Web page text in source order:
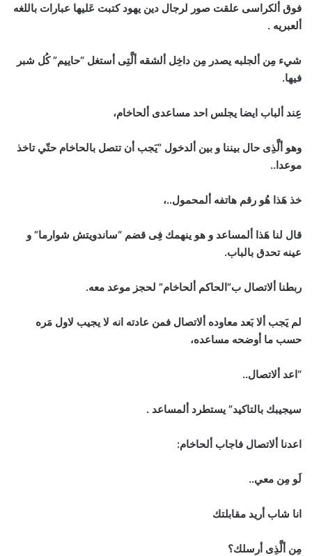
فوق ألكراسى علقت صور لرجال دين يهود كتبت عَليها عبارات باللغه
ألعبريه .
شيء مِن ألجلبه يصدر مِن داخِل ألشقه ألَّتِى أستغل “حاييم” كُل شبر
فيها.
عِند ألباب ايضا يجلس احد مساعدى ألحاخام،
وهو ألَّذِى حال بيننا و بين ألدخول “يَجب أن تتصل بالحاخام حتّي تاخذ
موعدا..
خذ هَذا هُو رقم هاتفه ألمحمول..،
قال لنا هَذا ألمساعد و هو ينهمك فِى قضم “ساندويتش شوارما” و
عينه تحدق بالباب.
ربطنا ألاتصال ب”الحاكم ألحاخام” لحجز موعد معه.
لم يَجب ألا بَعد معاوده ألاتصال فمن عادته انه لا يجيب لاول مَره
حسب ما أوضحه مساعده،
“اعد ألاتصال..
سيجيبك بالتاكيد” يستطرد ألمساعد .
اعدنا ألاتصال فاجاب ألحاخام:
لَو مِن معي..
انا شاب أريد مقابلتك
مِن ألَّذِى أرسلك؟